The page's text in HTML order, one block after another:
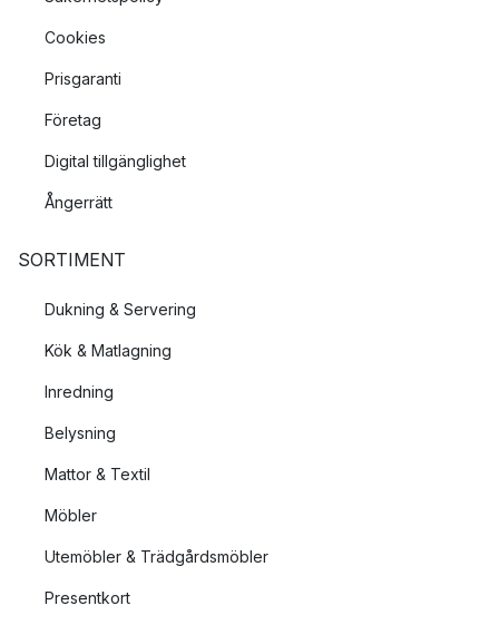
Cookies
Prisgaranti
Företag
Digital tillgänglighet
Ångerrätt
SORTIMENT
Dukning & Servering
Kök & Matlagning
Inredning
Belysning
Mattor & Textil
Möbler
Utemöbler & Trädgårdsmöbler
Presentkort